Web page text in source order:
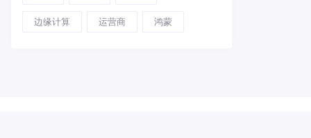
边缘计算 运营商 鸿蒙